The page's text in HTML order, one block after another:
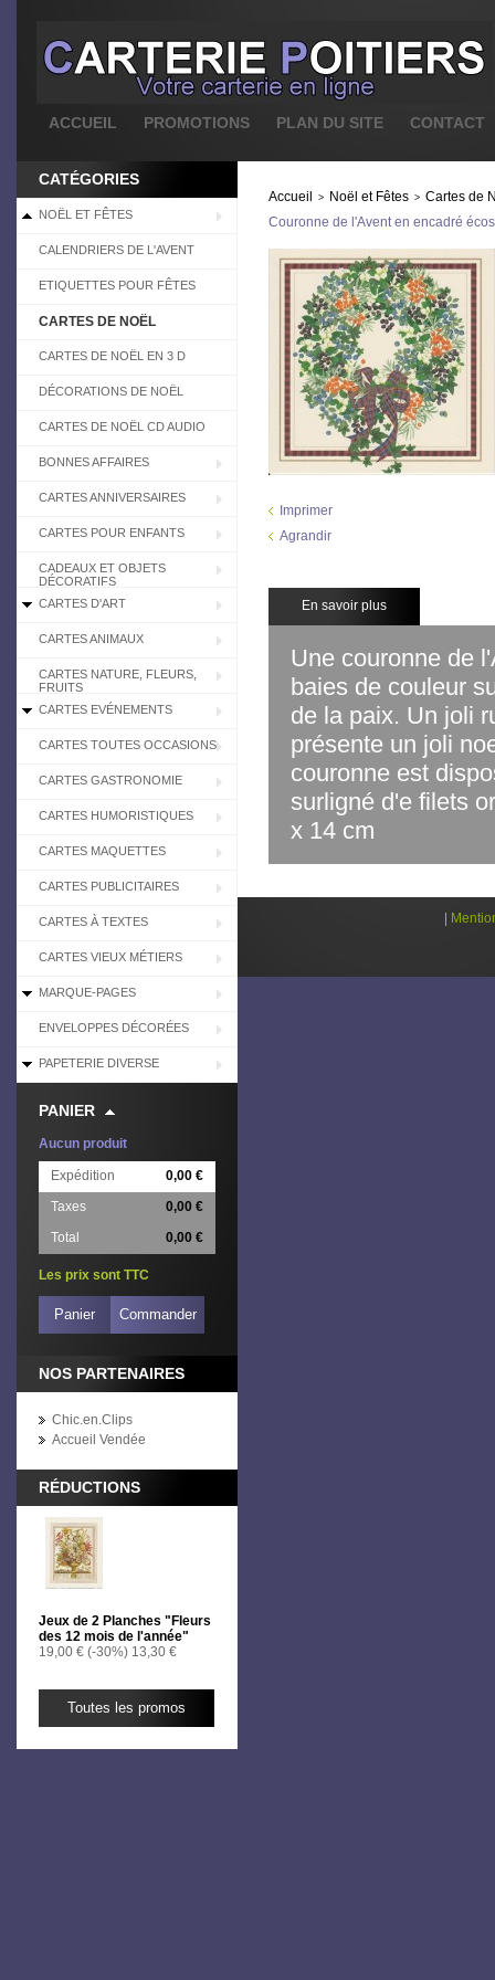
ACCUEIL PROMOTIONS PLAN DU SITE CONTACT
CATÉGORIES
NOËL ET FÊTES
CALENDRIERS DE L'AVENT
ETIQUETTES POUR FÊTES
CARTES DE NOËL
CARTES DE NOËL EN 3 D
DÉCORATIONS DE NOËL
CARTES DE NOËL CD AUDIO
BONNES AFFAIRES
CARTES ANNIVERSAIRES
CARTES POUR ENFANTS
CADEAUX ET OBJETS
DÉCORATIFS
CARTES D'ART
CARTES ANIMAUX
CARTES NATURE, FLEURS,
FRUITS
CARTES EVÉNEMENTS
CARTES TOUTES OCCASIONS
CARTES GASTRONOMIE
CARTES HUMORISTIQUES
CARTES MAQUETTES
CARTES PUBLICITAIRES
CARTES À TEXTES
CARTES VIEUX MÉTIERS
MARQUE-PAGES
ENVELOPPES DÉCORÉES
PAPETERIE DIVERSE
PANIER
Aucun produit
Expédition
0,00 €
Taxes
0,00 €
Total
0,00 €
Les prix sont TTC
Panier Commander
NOS PARTENAIRES
Chic.en.Clips
Accueil Vendée
RÉDUCTIONS
Jeux de 2 Planches "Fleurs
des 12 mois de l'année"
19,00 € (-30%) 13,30 €
Toutes les promos
Accueil > Noël et Fêtes > Cartes de
Couronne de l'Avent en encadré
Imprimer
Agrandir
En savoir plus
Une couronne de
baies de couleur
de la paix. Un joli
présente un joli
couronne est
surligné d'e filets
x 14 cm